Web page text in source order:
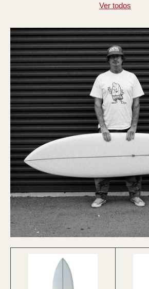
Ver todos